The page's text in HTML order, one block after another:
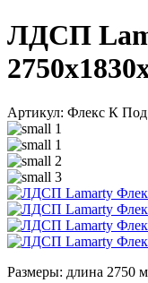
ЛДСП
Артикул: Флекс К Под
Размеры: длина 2750